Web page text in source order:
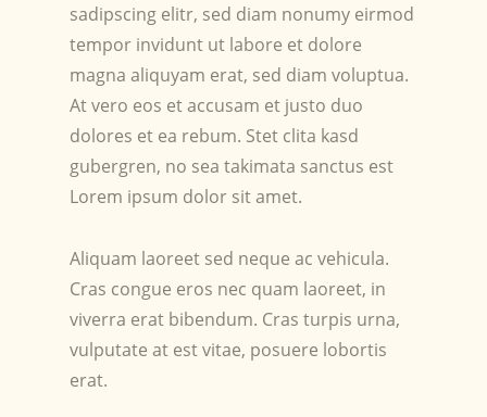
sadipscing elitr, sed diam nonumy eirmod
tempor invidunt ut labore et dolore
magna aliquyam erat, sed diam voluptua.
At vero eos et accusam et justo duo
dolores et ea rebum. Stet clita kasd
gubergren, no sea takimata sanctus est
Lorem ipsum dolor sit amet.
Aliquam laoreet sed neque ac vehicula.
Cras congue eros nec quam laoreet, in
viverra erat bibendum. Cras turpis urna,
vulputate at est vitae, posuere lobortis
erat.